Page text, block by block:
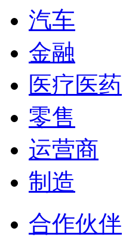
汽车
金融
医疗医药
零售
运营商
制造
合作伙伴